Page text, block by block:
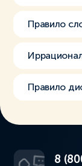
Правило
Правило
8